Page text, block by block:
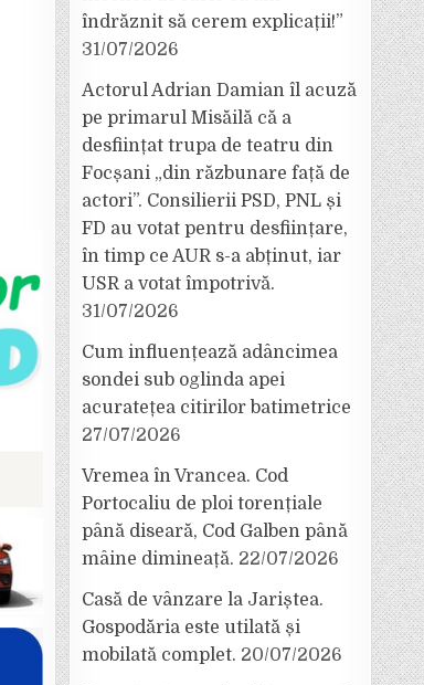
îndrăznit să cerem explicații!”
31/07/2026
Actorul Adrian Damian îl acuză
pe primarul Misăilă că a
desființat trupa de teatru din
Focșani „din răzbunare față de
actori”. Consilierii PSD, PNL și
FD au votat pentru desființare,
în timp ce AUR s-a abținut, iar
USR a votat împotrivă.
31/07/2026
Cum influențează adâncimea
sondei sub oglinda apei
acuratețea citirilor batimetrice
27/07/2026
Vremea în Vrancea. Cod
Portocaliu de ploi torențiale
până diseară, Cod Galben până
mâine dimineață. 22/07/2026
Casă de vânzare la Jariștea.
Gospodăria este utilată și
mobilată complet. 20/07/2026